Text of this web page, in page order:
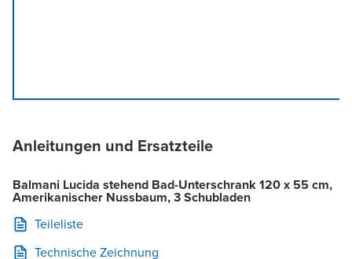
Anleitungen und Ersatzteile
Balmani Lucida stehend Bad-Unterschrank 120 x 55 cm,
Amerikanischer Nussbaum, 3 Schubladen
Teileliste
Technische Zeichnung